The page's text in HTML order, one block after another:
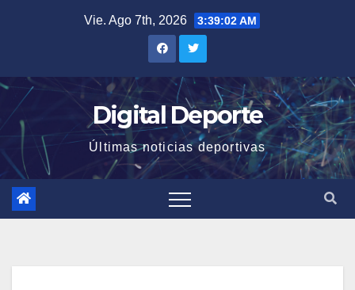
Vie. Ago 7th, 2026 3:39:03 AM
Digital Deporte
Últimas noticias deportivas